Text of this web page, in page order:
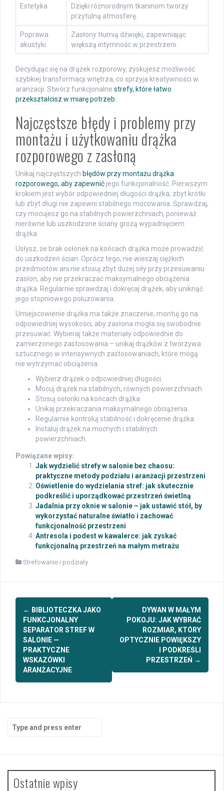
Estetyka
Dzięki różnorodnym tkaninom tworzy
przytulną atmosferę.
Poprawa
akustyki
Zasłony tłumią dźwięki, zapewniając
większą intymność w przestrzeni.
Decydując się na drążek rozporowy, zyskujesz możliwość
szybkiej transformacji wnętrza, co sprzyja kreatywności w
aranżacji. Stwórz funkcjonalne strefy, które łatwo
przekształcisz w miarę potrzeb
Najczęstsze błędy i problemy przy
montażu i użytkowaniu drążka
rozporowego z zasłoną
Unikaj najczęstszych błędów przy montażu drążka
rozporowego, aby zapewnić jego funkcjonalność. Pierwszym
krokiem jest wybór odpowiedniej długości drążka; zbyt krótki
lub zbyt długi nie zapewni stabilnego mocowania. Sprawdzaj,
czy mocujesz go na stabilnych powierzchniach, ponieważ
nierówne lub uszkodzone ściany grożą wypadnięciem
drążka.
Usłysz, że brak osłonek na końcach drążka może prowadzić
do uszkodzeń ścian. Oprócz tego, nie wieszaj ciężkich
przedmiotów ani nie stosuj zbyt dużej siły przy przesuwaniu
zasłon, aby nie przekraczać maksymalnego obciążenia
drążka. Regularnie sprawdzaj i dokręcaj drążek, aby uniknąć
jego stopniowego poluzowania.
Umiejscowienie drążka ma także znaczenie; montuj go na
odpowiedniej wysokości, aby zasłona mogła się swobodnie
przesuwać. Wybieraj także materiały odpowiednie do
zamierzonego zastosowania – unikaj drążków z tworzywa
sztucznego w intensywnych zastosowaniach, które mogą
nie wytrzymać obciążenia.
Wybierz drążek o odpowiedniej długości.
Mocuj drążek na stabilnych, równych powierzchniach.
Stosuj osłonki na końcach drążka.
Unikaj przekraczania maksymalnego obciążenia.
Regularnie kontroluj stabilność i dokręcenie drążka.
Instaluj drążek na mocnych i stabilnych
powierzchniach.
Powiązane wpisy:
Jak wydzielić strefy w salonie bez chaosu:
praktyczne metody podziału i aranżacji przestrzeni
Oświetlenie do wydzielania stref: jak skutecznie
podkreślić i uporządkować przestrzeń świetlną
Jadalnia przy oknie w salonie – jak ustawić stół, by
wykorzystać naturalne światło i zachować
funkcjonalność przestrzeni
Antresola i podest w kawalerce: jak zyskać
funkcjonalną przestrzeń na małym metrażu
Strefowanie i podziały
Post
navigation
← BIBLIOTECZKA JAKO
FUNKCJONALNY
SEPARATOR STREF W
SALONIE —
PRAKTYCZNE
WSKAZÓWKI
ARANŻACYJNE
DYWAN W MAŁYM
POKOJU: JAK WYBRAĆ
ROZMIAR, KTÓRY
OPTYCZNIE POWIĘKSZY
I PODKREŚLI
PRZESTRZEŃ →
for:
Ostatnie wpisy